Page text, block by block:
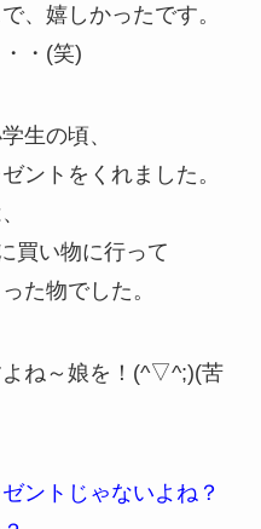
、嬉しかったです。
・(笑)
生の頃、
ントをくれました。
買い物に行って
た物でした。
ね～娘を！(^▽^;)(苦
ントじゃないよね？